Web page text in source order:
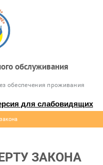
для слабовидящих
обслуживания
обеспечения проживания
ЗАКОНА